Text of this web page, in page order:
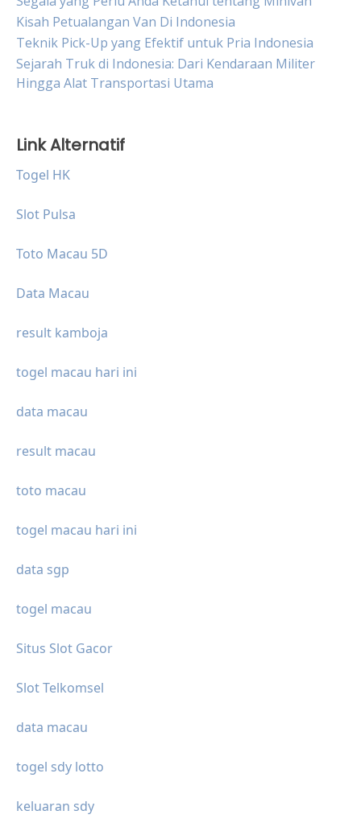
Kisah Petualangan Van Di Indonesia
Teknik Pick-Up yang Efektif untuk Pria Indonesia
Sejarah Truk di Indonesia: Dari Kendaraan Militer
Hingga Alat Transportasi Utama
Link Alternatif
Togel HK
Slot Pulsa
Toto Macau 5D
Data Macau
result kamboja
togel macau hari ini
data macau
result macau
toto macau
togel macau hari ini
data sgp
togel macau
Situs Slot Gacor
Slot Telkomsel
data macau
togel sdy lotto
keluaran sdy